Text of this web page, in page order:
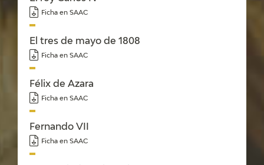
Ficha en SAAC
El tres de mayo de 1808
Ficha en SAAC
Félix de Azara
Ficha en SAAC
Fernando VII
Ficha en SAAC